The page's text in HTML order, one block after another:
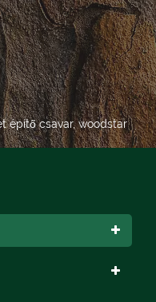
építő csavar, woodstar